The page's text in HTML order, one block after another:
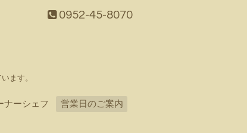
0952-45-8070
ます。
ナーシェフ
営業日のご案内